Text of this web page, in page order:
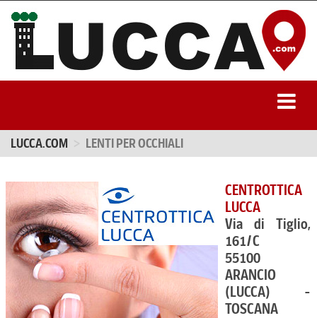
LUCCA.COM LENTI PER OCCHIALI
CENTROTTICA
LUCCA
Via di Tiglio,
161/C
55100
ARANCIO
(LUCCA) -
TOSCANA